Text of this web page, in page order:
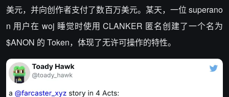
美元，并向创作者支付了数百万美元。某天，一位 superano
n 用户在 woj 睡觉时使用 CLANKER 匿名创建了一个名为
$ANON 的 Token，体现了无许可操作的特性。